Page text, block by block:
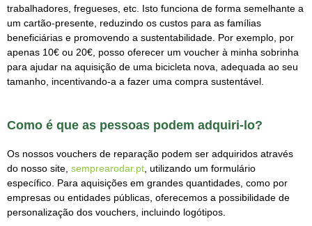
trabalhadores, fregueses, etc. Isto funciona de forma semelhante a
um cartão-presente, reduzindo os custos para as famílias
beneficiárias e promovendo a sustentabilidade. Por exemplo, por
apenas 10€ ou 20€, posso oferecer um voucher à minha sobrinha
para ajudar na aquisição de uma bicicleta nova, adequada ao seu
tamanho, incentivando-a a fazer uma compra sustentável.
Como é que as pessoas podem adquiri-lo?
Os nossos vouchers de reparação podem ser adquiridos através
do nosso site, semprearodar.pt , utilizando um formulário
específico. Para aquisições em grandes quantidades, como por
empresas ou entidades públicas, oferecemos a possibilidade de
personalização dos vouchers, incluindo logótipos.